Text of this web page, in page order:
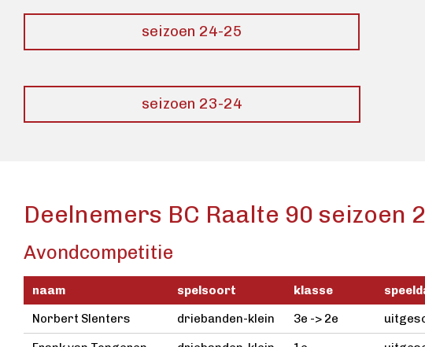
seizoen 24-25
seizoen 23-24
Deelnemers BC Raalte 90 seizoen
Avondcompetitie
naam spelsoort klasse
Norbert Slenters
driebanden-klein 3e -> 2e